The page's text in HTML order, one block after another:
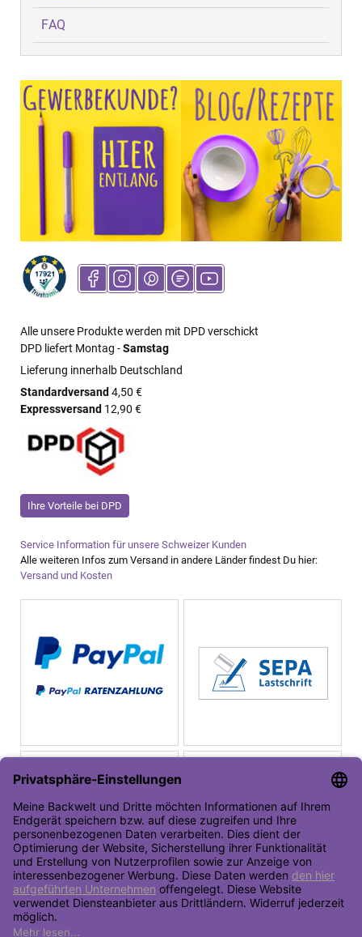
FAQ
Alle unsere Produkte werden mit DPD verschickt
DPD liefert Montag -Samstag
Lieferung innerhalb Deutschland
Standardversand 4,50 €
Expressversand 12,90 €
Ihre Vorteile bei DPD
Service Information für unsere Schweizer Kunden
Alle weiteren Infos zum Versand in andere Länder findest Du hier:
Versand und Kosten